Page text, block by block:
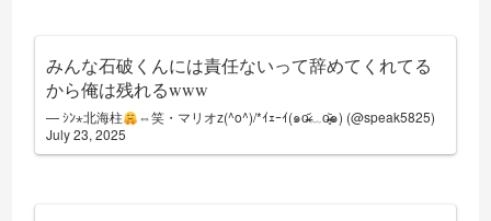
みんな石破くんには責任ないって辞めてくれてる
から俺は残れるwww
— ｼﾝ⋆北海柱
⇔笑・マリオz(^o^)/*ｲｪｰｲ(๑o̴̶̷᷄﹏o̴̶̷̥᷅๑) (@speak5825)
July 23, 2025